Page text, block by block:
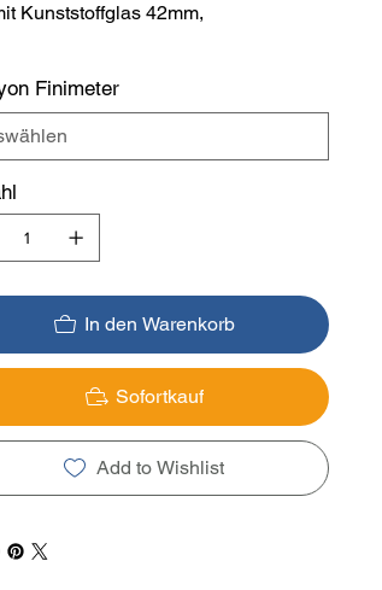
Kunststoffglas 42mm,
Finimeter
In den Warenkorb
Sofortkauf
Add to Wishlist